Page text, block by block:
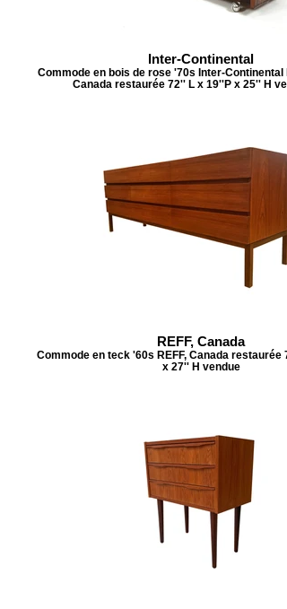
Inter-Continental
Commode en bois de rose '70s Inter-Continental
Canada restaurée 72'' L x 19''P x 25'' H
REFF, Canada
Commode en teck '60s REFF, Canada restaurée
x 27'' H vendue